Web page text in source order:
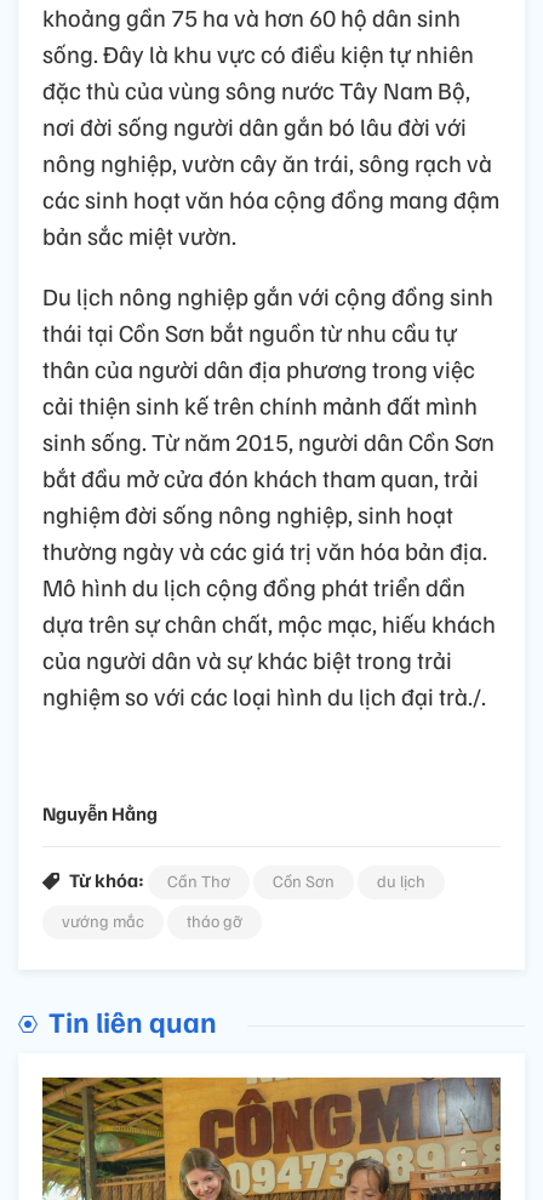
khoảng gần 75 ha và hơn 60 hộ dân sinh
sống. Đây là khu vực có điều kiện tự nhiên
đặc thù của vùng sông nước Tây Nam Bộ,
nơi đời sống người dân gắn bó lâu đời với
nông nghiệp, vườn cây ăn trái, sông rạch và
các sinh hoạt văn hóa cộng đồng mang đậm
bản sắc miệt vườn.
Du lịch nông nghiệp gắn với cộng đồng sinh
thái tại Cồn Sơn bắt nguồn từ nhu cầu tự
thân của người dân địa phương trong việc
cải thiện sinh kế trên chính mảnh đất mình
sinh sống. Từ năm 2015, người dân Cồn Sơn
bắt đầu mở cửa đón khách tham quan, trải
nghiệm đời sống nông nghiệp, sinh hoạt
thường ngày và các giá trị văn hóa bản địa.
Mô hình du lịch cộng đồng phát triển dần
dựa trên sự chân chất, mộc mạc, hiếu khách
của người dân và sự khác biệt trong trải
nghiệm so với các loại hình du lịch đại trà./.
Nguyễn Hằng
Từ khóa: Cần Thơ Cồn Sơn
du lịch
vướng mắc
tháo gỡ
Tin liên quan